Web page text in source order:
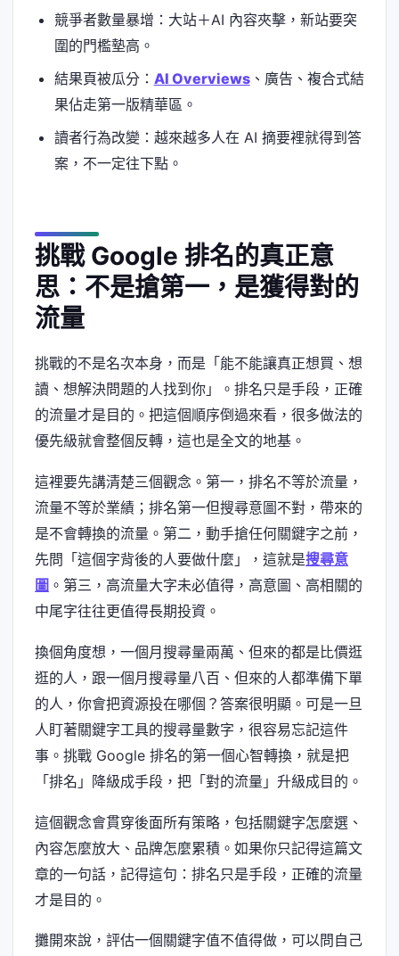
競爭者數量暴增：大站＋AI 內容夾擊，新站要突
圍的門檻墊高。
結果頁被瓜分： AI Overviews、廣告、複合式結
果佔走第一版精華區。
讀者行為改變：越來越多人在 AI 摘要裡就得到答
案，不一定往下點。
挑戰 Google 排名的真正意
思：不是搶第一，是獲得對的
流量
挑戰的不是名次本身，而是「能不能讓真正想買、想
讀、想解決問題的人找到你」。排名只是手段，正確
的流量才是目的。把這個順序倒過來看，很多做法的
優先級就會整個反轉，這也是全文的地基。
這裡要先講清楚三個觀念。第一，排名不等於流量，
流量不等於業績；排名第一但搜尋意圖不對，帶來的
是不會轉換的流量。第二，動手搶任何關鍵字之前，
先問「這個字背後的人要做什麼」，這就是搜尋意
圖 。第三，高流量大字未必值得，高意圖、高相關的
中尾字往往更值得長期投資。
換個角度想，一個月搜尋量兩萬、但來的都是比價逛
逛的人，跟一個月搜尋量八百、但來的人都準備下單
的人，你會把資源投在哪個？答案很明顯。可是一旦
人盯著關鍵字工具的搜尋量數字，很容易忘記這件
事。挑戰 Google 排名的第一個心智轉換，就是把
「排名」降級成手段，把「對的流量」升級成目的。
這個觀念會貫穿後面所有策略，包括關鍵字怎麼選、
內容怎麼放大、品牌怎麼累積。如果你只記得這篇文
章的一句話，記得這句：排名只是手段，正確的流量
才是目的。
攤開來說，評估一個關鍵字值不值得做，可以問自己